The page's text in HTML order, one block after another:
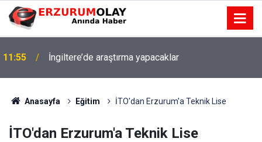
11:55 İngiltere’de araştırma yapacaklar
Anasayfa Eğitim İTO'dan Erzurum'a Teknik Lise
İTO'dan Erzurum'a Teknik Lise